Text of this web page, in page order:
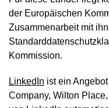
der Europäischen
Zusammenarbeit mit
Kommission.
LinkedIn ist ein
Company, Wilton